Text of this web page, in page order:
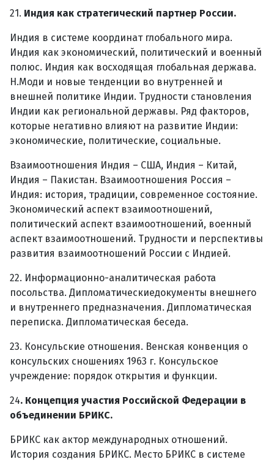
21. Индия как стратегический партнер России.
Индия в системе координат глобального мира.
Индия как экономический, политический и военный
полюс. Индия как восходящая глобальная держава.
Н.Моди и новые тенденции во внутренней и
внешней политике Индии. Трудности становления
Индии как региональной державы. Ряд факторов,
которые негативно влияют на развитие Индии:
экономические, политические, социальные.
Взаимоотношения Индия – США, Индия – Китай,
Индия – Пакистан. Взаимоотношения Россия –
Индия: история, традиции, современное состояние.
Экономический аспект взаимоотношений,
политический аспект взаимоотношений, военный
аспект взаимоотношений. Трудности и перспективы
развития взаимоотношений России с Индией.
22. Информационно-аналитическая работа
посольства. Дипломатическиедокументы внешнего
и внутреннего предназначения. Дипломатическая
переписка. Дипломатическая беседа.
23. Консульские отношения. Венская конвенция о
консульских сношениях 1963 г. Консульское
учреждение: порядок открытия и функции.
24. Концепция участия Российской Федерации в
объединении БРИКС.
БРИКС как актор международных отношений.
История создания БРИКС. Место БРИКС в системе